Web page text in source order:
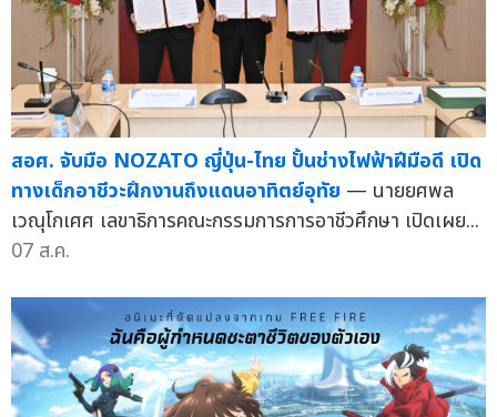
สอศ. จับมือ NOZATO ญี่ปุ่น-ไทย ปั้นช่างไฟฟ้าฝีมือดี เปิด
ทางเด็กอาชีวะฝึกงานถึงแดนอาทิตย์อุทัย — นายยศพล
เวณุโกเศศ เลขาธิการคณะกรรมการการอาชีวศึกษา เปิดเผย...
07 ส.ค.